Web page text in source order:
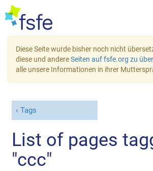
Diese Seite wurde bisher noch nicht
diese und andereSeiten auf fsfe.org zu
alle unsere Informationen in ihrer
Tags
List of pages
"ccc"